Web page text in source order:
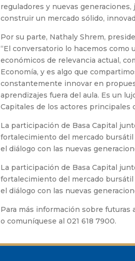
reguladores y nuevas
construir un mercado sólido,
Por su parte, Nathaly Shrem,
“El conversatorio lo hacemos
económicos de relevancia actual,
Economía, y es algo que
constantemente innovar en
aprendizajes fuera del aula. Es un
Capitales de los actores principales
La participación de Basa Capital
fortalecimiento del mercado
el diálogo con las nuevas
La participación de Basa Capital
fortalecimiento del mercado
el diálogo con las nuevas
Para más información sobre
o comuníquese al 021 618 7900.